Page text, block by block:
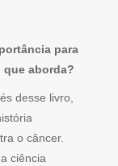
para
aborda?
desse livro,
o câncer.
ciência